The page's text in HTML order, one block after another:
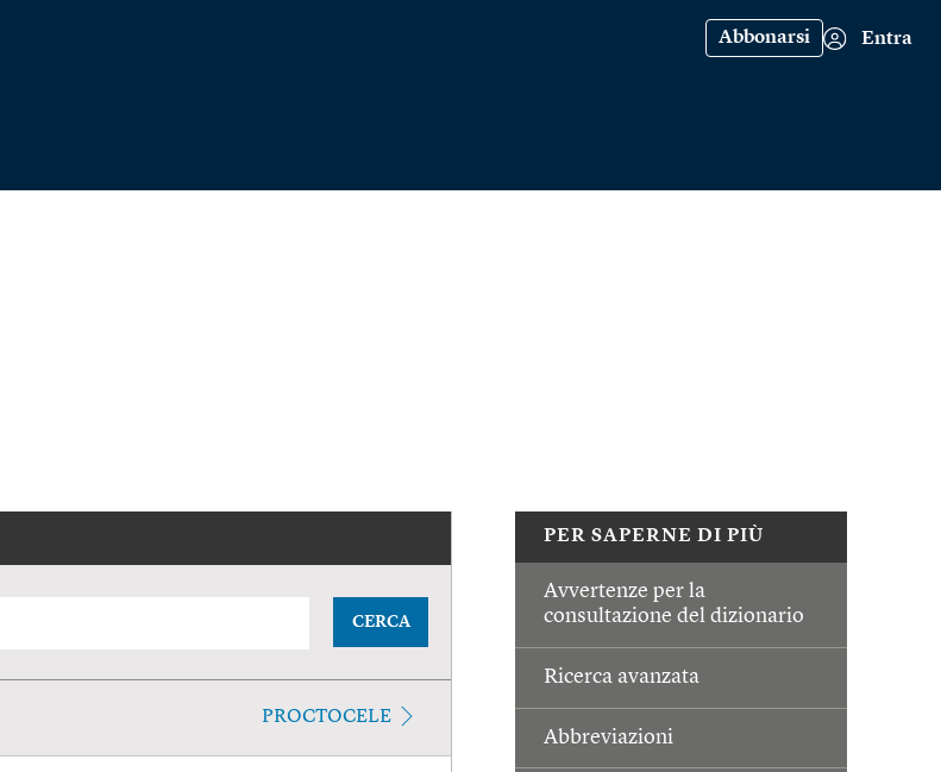
Abbonarsi Entra
PER SAPERNE DI PIÙ
Avvertenze per la
consultazione del dizionario
Ricerca avanzata
Abbreviazioni
CERCA
PROCTOCELE